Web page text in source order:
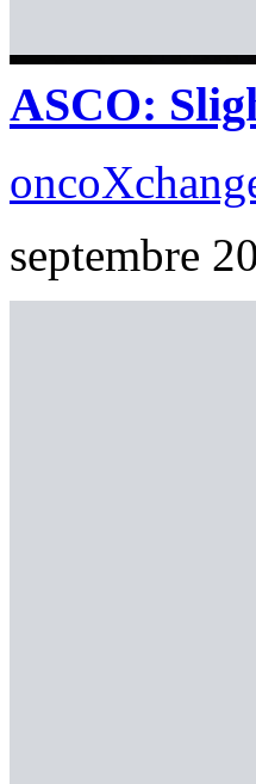
ASCO:
septembre